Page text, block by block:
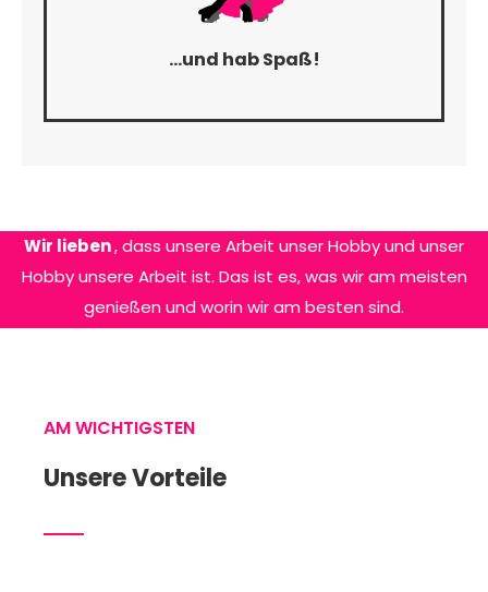
…und hab Spaß!
Wir lieben, dass unsere Arbeit unser Hobby und unser
Hobby unsere Arbeit ist. Das ist es, was wir am meisten
genießen und worin wir am besten sind.
AM WICHTIGSTEN
Unsere Vorteile